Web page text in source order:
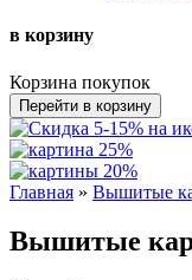
в корзину
Корзина покупок
Перейти в корзину
Главная » Вышитые
Вышитые